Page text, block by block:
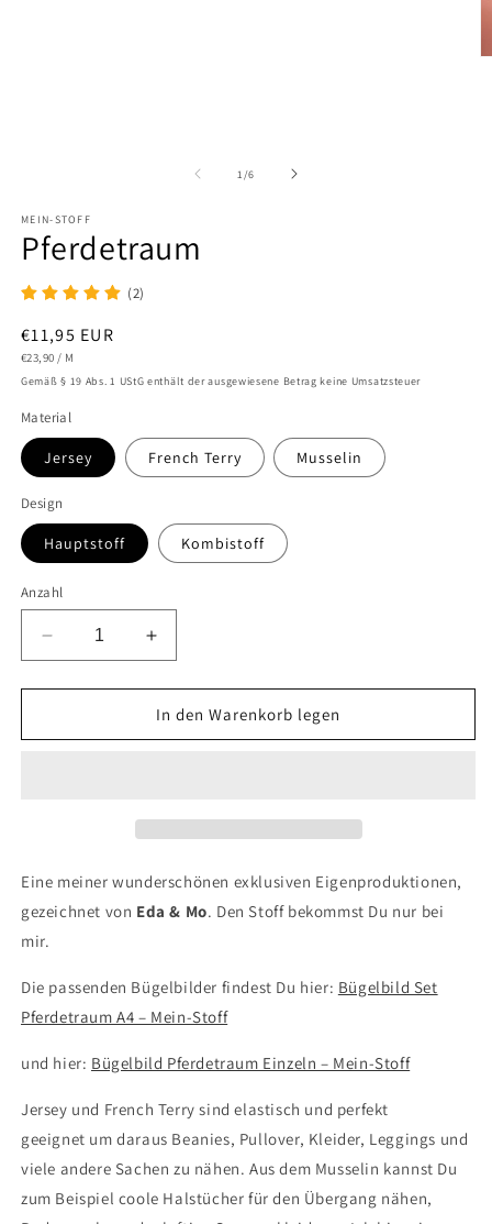
1 /von
6
MEIN-STOFF
Pferdetraum
(2)
Normaler
Preis
€11,95 EUR
STÜCKPREIS
€23,90 / PRO
M
Gemäß § 19 Abs. 1 UStG enthält der ausgewiesene Betrag keine Umsatzsteuer
Material
Jersey French Terry Musselin
Design
Hauptstoff Kombistoff
Anzahl
Verringere
die
Menge
Pferdetraum
Erhöhe
die
Menge
für
Pferdetraum
In den Warenkorb legen
Eine meiner wunderschönen exklusiven Eigenproduktionen,
gezeichnet von Eda & Mo. Den Stoff bekommst Du nur bei
mir.
Die passenden Bügelbilder findest Du hier: Bügelbild Set
Pferdetraum A4 – Mein-Stoff
und hier: Bügelbild Pferdetraum Einzeln – Mein-Stoff
Jersey und French Terry sind elastisch und perfekt
geeignet um daraus Beanies, Pullover, Kleider, Leggings und
viele andere Sachen zu nähen. Aus dem Musselin kannst Du
zum Beispiel coole Halstücher für den Übergang nähen,